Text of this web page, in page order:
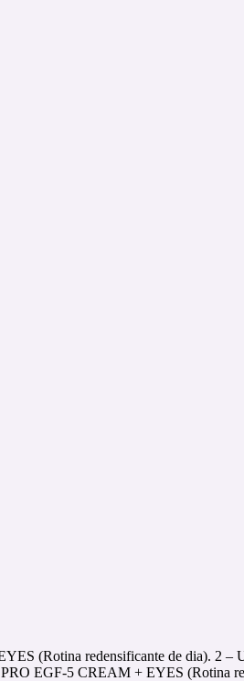
(Rotina redensificante de dia).
EGF-5 CREAM + EYES